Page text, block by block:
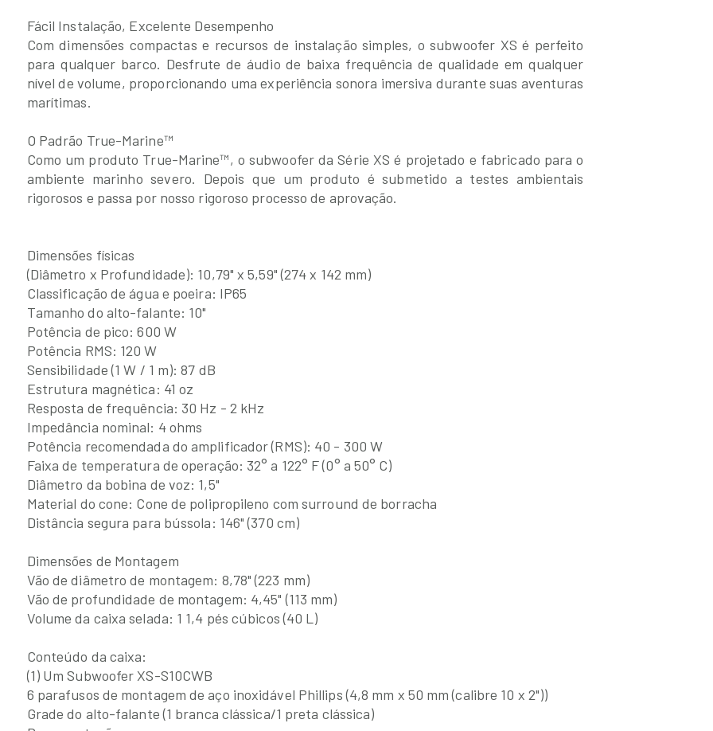
Fácil Instalação, Excelente Desempenho
Com dimensões compactas e recursos de instalação simples, o subwoofer XS é perfeito
para qualquer barco. Desfrute de áudio de baixa frequência de qualidade em qualquer
nível de volume, proporcionando uma experiência sonora imersiva durante suas aventuras
marítimas.
O Padrão True-Marine™
Como um produto True-Marine™, o subwoofer da Série XS é projetado e fabricado para o
ambiente marinho severo. Depois que um produto é submetido a testes ambientais
rigorosos e passa por nosso rigoroso processo de aprovação.
Dimensões físicas
(Diâmetro x Profundidade): 10,79" x 5,59" (274 x 142 mm)
Classificação de água e poeira: IP65
Tamanho do alto-falante: 10"
Potência de pico: 600 W
Potência RMS: 120 W
Sensibilidade (1 W / 1 m): 87 dB
Estrutura magnética: 41 oz
Resposta de frequência: 30 Hz - 2 kHz
Impedância nominal: 4 ohms
Potência recomendada do amplificador (RMS): 40 - 300 W
Faixa de temperatura de operação: 32° a 122° F (0° a 50° C)
Diâmetro da bobina de voz: 1,5"
Material do cone: Cone de polipropileno com surround de borracha
Distância segura para bússola: 146" (370 cm)
Dimensões de Montagem
Vão de diâmetro de montagem: 8,78" (223 mm)
Vão de profundidade de montagem: 4,45" (113 mm)
Volume da caixa selada: 1 1,4 pés cúbicos (40 L)
Conteúdo da caixa:
(1) Um Subwoofer XS-S10CWB
6 parafusos de montagem de aço inoxidável Phillips (4,8 mm x 50 mm (calibre 10 x 2"))
Grade do alto-falante (1 branca clássica/1 preta clássica)